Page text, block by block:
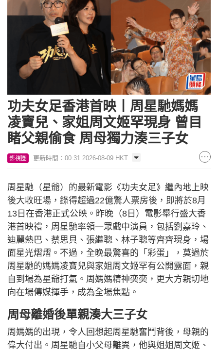
功夫女足香港首映丨周星馳媽媽
凌寶兒、家姐周文姬罕現身 曾目
睹父親偷食 周母獨力湊三子女
影視圈 更新時間：00:31 2026-08-09 HKT
周星馳（星爺）的最新電影《功夫女足》繼內地上映
後大收旺場，錄得超過22億驚人票房後，即將於8月
13日在香港正式公映。昨晚（8日）電影舉行盛大香
港首映禮，周星馳率領一眾戲中演員，包括劉嘉玲、
迪麗熱巴、蔡思貝、張繼聰、林子聰等齊齊現身，場
面星光熠熠。不過，全晚最驚喜的「彩蛋」，莫過於
周星馳的媽媽凌寶兒與家姐周文姬罕有公開露面，親
自到場為星爺打氣。周媽媽精神奕奕，更大方親切地
向在場傳媒揮手，成為全場焦點。
周母離婚後單親湊大三子女
周媽媽的出現，令人回想起周星馳奮鬥背後，母親的
偉大付出。周星馳自小父母離異，他與姐姐周文姬、